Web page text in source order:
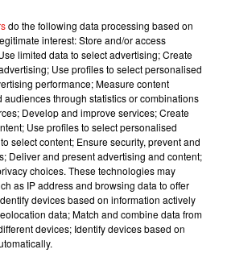
août 2026
Lieb s’essaye à la vie de chatelain
son nouveau clip
2026
sort enfin le remix de « Love
» avec Kylie Minogue
do the following data processing based on
interest: Store and/or access
limited data to select advertising; Create
Use profiles to select personalised
performance; Measure content
audiences through statistics or combinations
Develop and improve services; Create
Use profiles to select personalised
select content; Ensure security, prevent and
Deliver and present advertising and content;
choices. These technologies may
as IP address and browsing data to offer
devices based on information actively
data; Match and combine data from
devices; Identify devices based on